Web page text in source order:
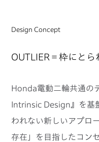
Design Concept
OUTLIER＝枠にとら
Honda電動二輪共通の
Intrinsic Design』を基
われない新しいアプロ
存在」を目指したコン